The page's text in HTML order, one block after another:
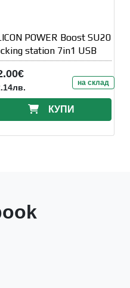
POWER Boost SU20
station 7in1 USB
на склад
КУПИ